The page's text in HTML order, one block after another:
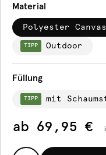
Material
Polyester Canvas
TIPP Outdoor
Füllung
TIPP mit
ab 69,95 €